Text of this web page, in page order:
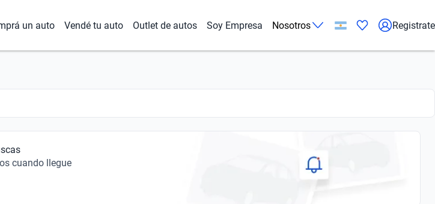
un auto Vendé tu auto Outlet de autos Soy Empresa Nosotros Registrate
cuando llegue